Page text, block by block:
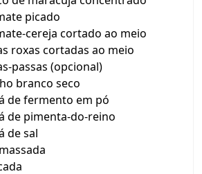
picado
cereja cortado ao meio
roxas cortadas ao meio
passas (opcional)
branco seco
de fermento em pó
de pimenta-do-reino
de sal